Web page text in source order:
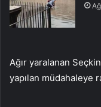
Ağır yaralanan
yapılan müdahaleye